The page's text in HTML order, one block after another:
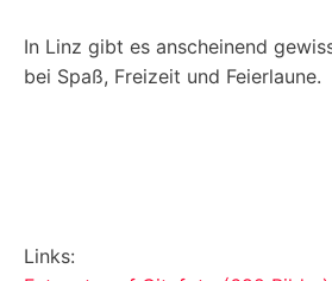
In Linz gibt es anscheinend
bei Spaß, Freizeit und Feierlaune.
Links: